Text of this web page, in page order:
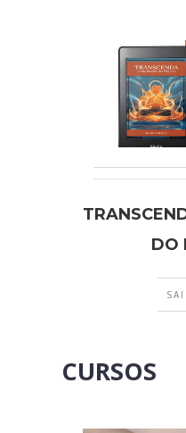
DO
CURSOS